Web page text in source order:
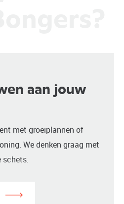
aan jouw
met groeiplannen of
We denken graag met
schets.